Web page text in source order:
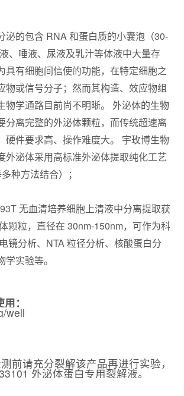
泌的包含 RNA 和蛋白质的小囊泡（30-
、唾液、尿液及乳汁等体液中大量存
具有细胞间信使的功能，在特定细胞之
物或信号分子；然而其构造、效应物组
物学通路目前尚不明晰。 外泌体的生物
分离完整的外泌体颗粒，而传统超速离
硬件要求高、操作难度大。 宇玫博生物
外泌体采用高标准外泌体提取纯化工艺
种方法结合）；
无血清培养细胞上清液中分离提取获
颗粒，直径在 30nm-150nm，可作为科
镜分析、NTA 粒径分析、核酸蛋白分
实验等。
：
well
前请充分裂解该产品再进行实验，
外泌体蛋白专用裂解液。